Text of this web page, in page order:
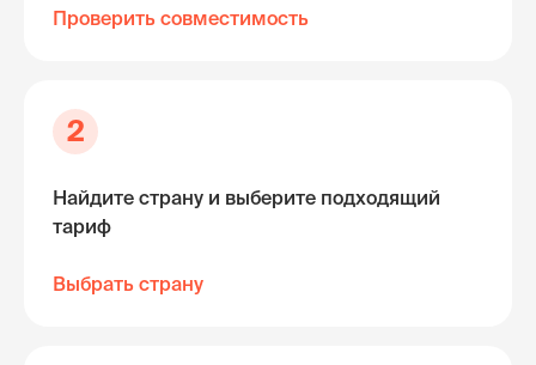
Проверить совместимость
2
Найдите страну и выберите подходящий
тариф
Выбрать страну